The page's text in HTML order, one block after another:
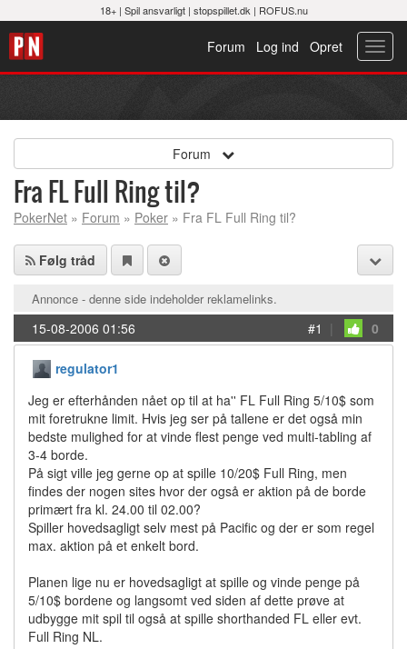
18+ | Spil ansvarligt| stopspillet.dk | ROFUS.nu
Opret
Log ind
Forum
Forum
Fra FL Full Ring til?
PokerNet » Forum » Poker » Fra FL Full Ring til?
Følg tråd
Annonce - denne side indeholder reklamelinks.
15-08-2006 01:56 #1 | 0
regulator1
Jeg er efterhånden nået op til at ha'' FL Full Ring 5/10$ som
mit foretrukne limit. Hvis jeg ser på tallene er det også min
bedste mulighed for at vinde flest penge ved multi-tabling af
3-4 borde.
På sigt ville jeg gerne op at spille 10/20$ Full Ring, men
findes der nogen sites hvor der også er aktion på de borde
primært fra kl. 24.00 til 02.00?
Spiller hovedsagligt selv mest på Pacific og der er som regel
max. aktion på et enkelt bord.
Planen lige nu er hovedsagligt at spille og vinde penge på
5/10$ bordene og langsomt ved siden af dette prøve at
udbygge mit spil til også at spille shorthanded FL eller evt.
Full Ring NL.